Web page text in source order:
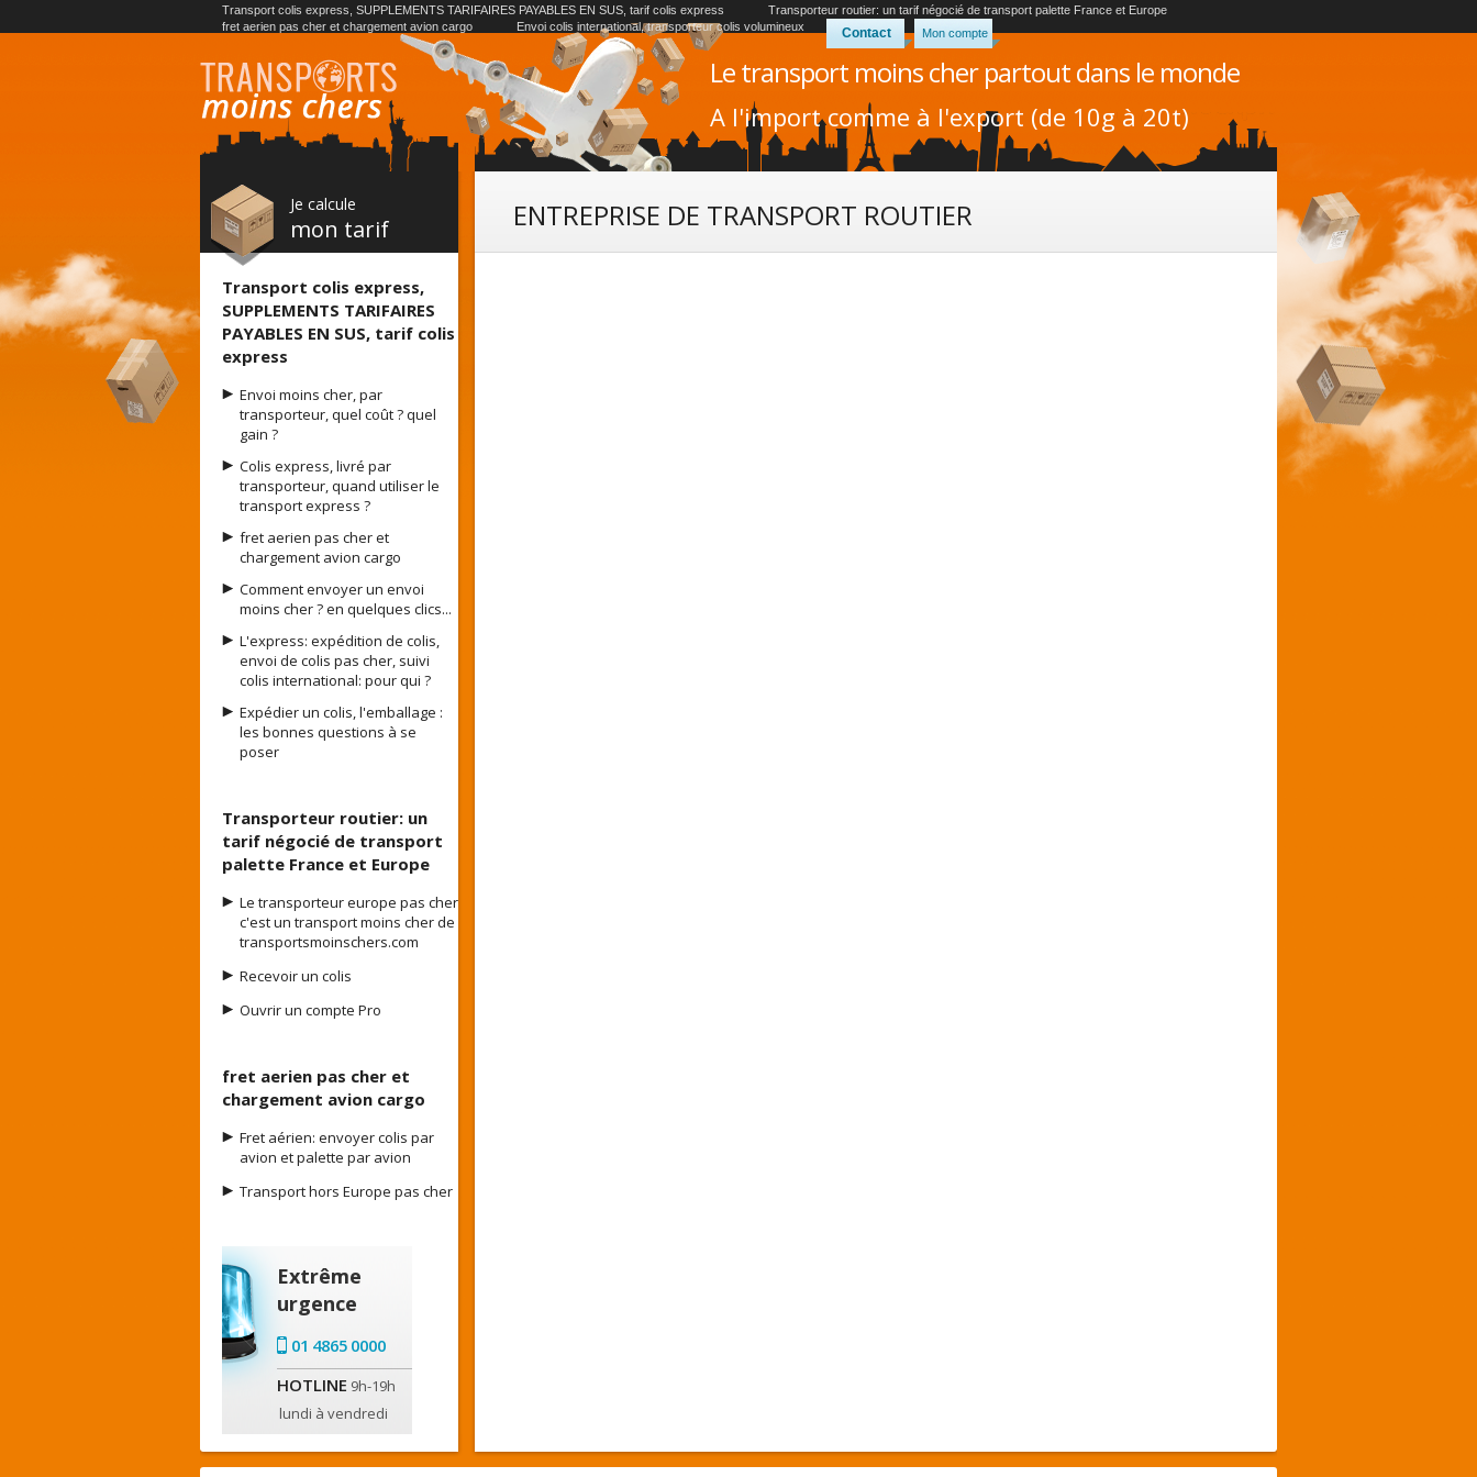
Transport colis express, SUPPLEMENTS TARIFAIRES PAYABLES EN SUS, tarif colis express
Transporteur routier: un tarif négocié de transport palette France et Europe
fret aerien pas cher et chargement avion cargo
Envoi colis international, transporteur colis volumineux Contact Mon compte
Le transport moins cher partout dans le monde
A l'import comme à l'export (de 10g à 20t)
Je calcule
mon tarif
Transport colis express,
SUPPLEMENTS TARIFAIRES
PAYABLES EN SUS, tarif colis
express
Envoi moins cher, par
transporteur, quel coût ? quel
gain ?
Colis express, livré par
transporteur, quand utiliser le
transport express ?
fret aerien pas cher et
chargement avion cargo
Comment envoyer un envoi
moins cher ? en quelques clics...
L'express: expédition de colis,
envoi de colis pas cher, suivi
colis international: pour qui ?
Expédier un colis, l'emballage :
les bonnes questions à se
poser
Transporteur routier: un
tarif négocié de transport
palette France et Europe
Le transporteur europe pas cher
c'est un transport moins cher de
transportsmoinschers.com
Recevoir un colis
Ouvrir un compte Pro
fret aerien pas cher et
chargement avion cargo
Fret aérien: envoyer colis par
avion et palette par avion
Transport hors Europe pas cher
Extrême
urgence
01 4865 0000
HOTLINE 9h-19h
lundi à vendredi
ENTREPRISE DE TRANSPORT ROUTIER